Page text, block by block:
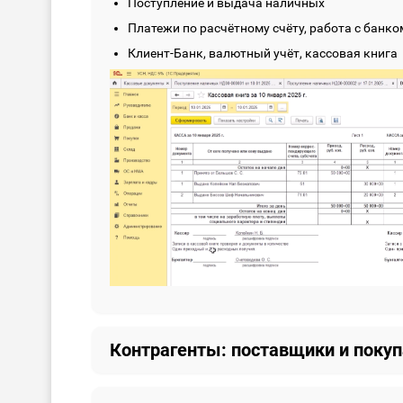
Поступление и выдача наличных
Платежи по расчётному счёту, работа с
Клиент-Банк, валютный учёт, кассовая книга
Контрагенты: поставщики и